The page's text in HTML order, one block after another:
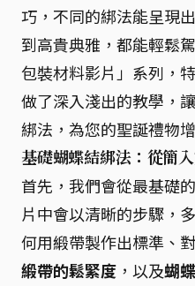
巧，不同的綁法能呈現
到高貴典雅，都能輕鬆
包裝材料影片」系列，
做了深入淺出的教學，
綁法，為您的聖誕禮物
基礎蝴蝶結綁法：從簡
首先，我們會從最基礎
片中會以清晰的步驟，
何用緞帶製作出標準、
緞帶的鬆緊度 ，以及蝴